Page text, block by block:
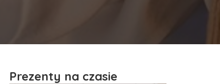
Prezenty na czasie